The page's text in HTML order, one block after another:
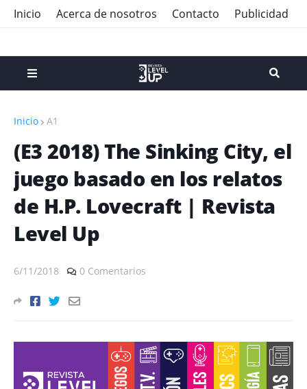
Inicio Acerca de nosotros Contacto Publicidad
Inicio A1
(E3 2018) The Sinking City, el
juego basado en los relatos
de H.P. Lovecraft | Revista
Level Up
6/11/2018 0 Comentarios